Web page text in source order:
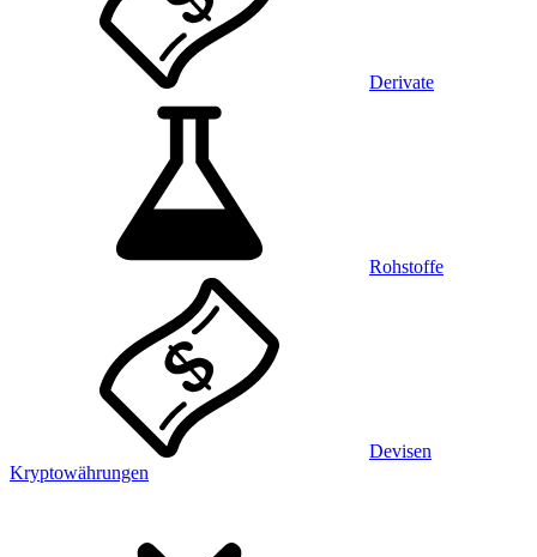
Derivate
Rohstoffe
Devisen
Kryptowährungen